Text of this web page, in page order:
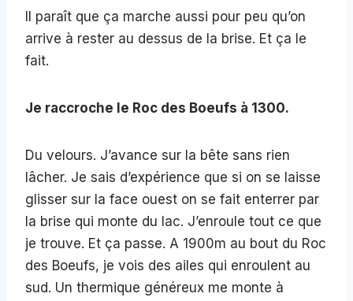
Il paraît que ça marche aussi pour peu qu’on
arrive à rester au dessus de la brise. Et ça le
fait.
Je raccroche le Roc des Boeufs à 1300.
Du velours. J’avance sur la bête sans rien
lâcher. Je sais d’expérience que si on se laisse
glisser sur la face ouest on se fait enterrer par
la brise qui monte du lac. J’enroule tout ce que
je trouve. Et ça passe. A 1900m au bout du Roc
des Boeufs, je vois des ailes qui enroulent au
sud. Un thermique généreux me monte à